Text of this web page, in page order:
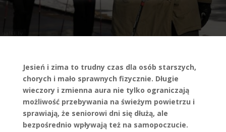
Jesień i zima to trudny czas dla osób starszych,
chorych i mało sprawnych fizycznie. Długie
wieczory i zmienna aura nie tylko ograniczają
możliwość przebywania na świeżym powietrzu i
sprawiają, że seniorowi dni się dłużą, ale
bezpośrednio wpływają też na samopoczucie.